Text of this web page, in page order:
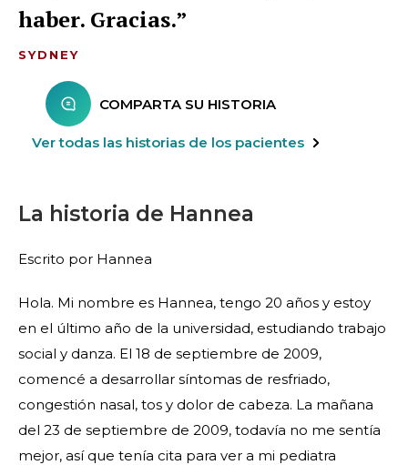
haber. Gracias.
SYDNEY
COMPARTA SU HISTORIA
Ver todas las historias de los pacientes
La historia de Hannea
Escrito por Hannea
Hola. Mi nombre es Hannea, tengo 20 años y estoy
en el último año de la universidad, estudiando trabajo
social y danza. El 18 de septiembre de 2009,
comencé a desarrollar síntomas de resfriado,
congestión nasal, tos y dolor de cabeza. La mañana
del 23 de septiembre de 2009, todavía no me sentía
mejor, así que tenía cita para ver a mi pediatra